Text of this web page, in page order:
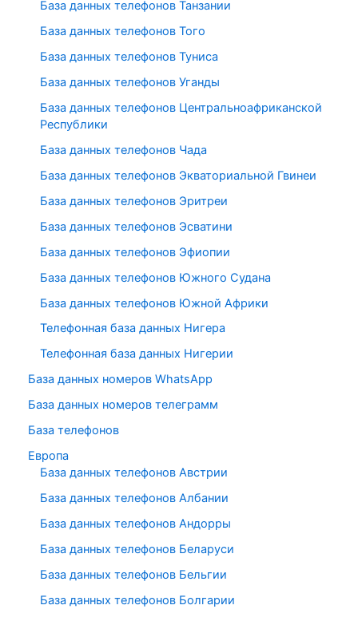
База данных телефонов Танзании
База данных телефонов Того
База данных телефонов Туниса
База данных телефонов Уганды
База данных телефонов Центральноафриканской
Республики
База данных телефонов Чада
База данных телефонов Экваториальной Гвинеи
База данных телефонов Эритреи
База данных телефонов Эсватини
База данных телефонов Эфиопии
База данных телефонов Южного Судана
База данных телефонов Южной Африки
Телефонная база данных Нигера
Телефонная база данных Нигерии
База данных номеров WhatsApp
База данных номеров телеграмм
База телефонов
Европа
База данных телефонов Австрии
База данных телефонов Албании
База данных телефонов Андорры
База данных телефонов Беларуси
База данных телефонов Бельгии
База данных телефонов Болгарии